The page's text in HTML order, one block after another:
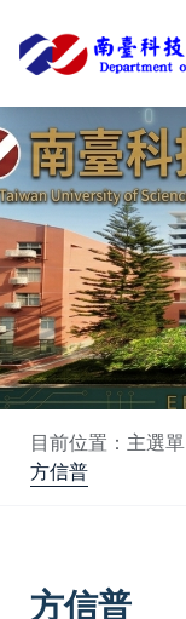
目前位置：主選單
方信普
:::
方信普